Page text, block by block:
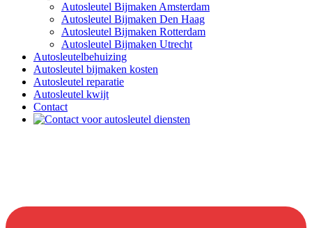
Autosleutel Bijmaken Amsterdam
Autosleutel Bijmaken Den Haag
Autosleutel Bijmaken Rotterdam
Autosleutel Bijmaken Utrecht
Autosleutelbehuizing
Autosleutel bijmaken kosten
Autosleutel reparatie
Autosleutel kwijt
Contact